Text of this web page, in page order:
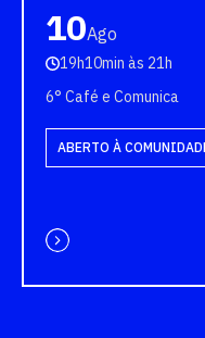
10Ago
19h10min às 21h
6° Café e Comunica
ABERTO À